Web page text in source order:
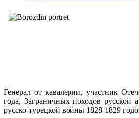
Генерал от кавалерии, участник
года, Заграничных походов русской
русско-турецкой войны 1828-1829